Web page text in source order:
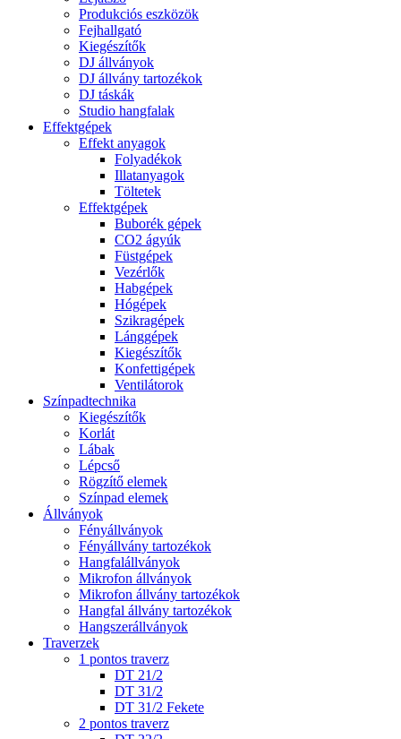
Produkciós eszközök
Fejhallgató
Kiegészítők
DJ állványok
DJ állvány tartozékok
DJ táskák
Studio hangfalak
Effektgépek
Effekt anyagok
Folyadékok
Illatanyagok
Töltetek
Effektgépek
Buborék gépek
CO2 ágyúk
Füstgépek
Vezérlők
Habgépek
Hógépek
Szikragépek
Lánggépek
Kiegészítők
Konfettigépek
Ventilátorok
Színpadtechnika
Kiegészítők
Korlát
Lábak
Lépcső
Rögzítő elemek
Színpad elemek
Állványok
Fényállványok
Fényállvány tartozékok
Hangfalállványok
Mikrofon állványok
Mikrofon állvány tartozékok
Hangfal állvány tartozékok
Hangszerállványok
Traverzek
1 pontos traverz
DT 21/2
DT 31/2
DT 31/2 Fekete
2 pontos traverz